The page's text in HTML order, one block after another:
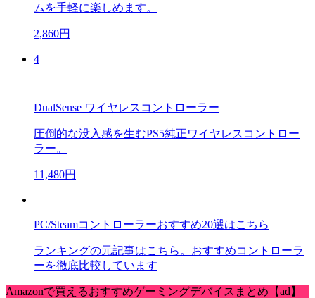
ムを手軽に楽しめます。
2,860円
4
DualSense ワイヤレスコントローラー
圧倒的な没入感を生むPS5純正ワイヤレスコントロー
ラー。
11,480円
PC/Steamコントローラーおすすめ20選はこちら
ランキングの元記事はこちら。おすすめコントローラ
ーを徹底比較しています
Amazonで買えるおすすめゲーミングデバイスまとめ【ad】